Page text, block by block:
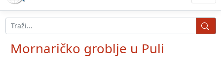
Mornaričko groblje u Puli